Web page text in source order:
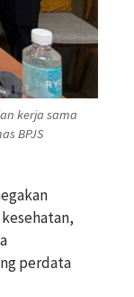
kerja sama
BPJS
perdata